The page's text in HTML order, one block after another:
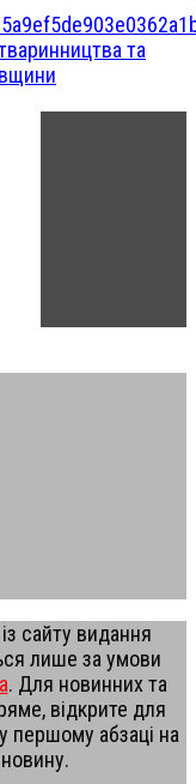
та
сайту видання
лише за умови
. Для новинних та
відкрите для
першому абзаці на